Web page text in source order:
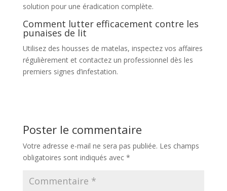
solution pour une éradication complète.
Comment lutter efficacement contre les
punaises de lit
Utilisez des housses de matelas, inspectez vos affaires
régulièrement et contactez un professionnel dès les
premiers signes d’infestation.
Poster le commentaire
Votre adresse e-mail ne sera pas publiée. Les champs
obligatoires sont indiqués avec *